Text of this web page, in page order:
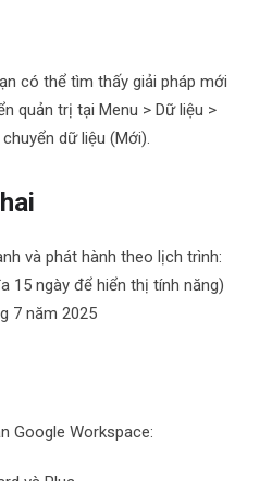
có thể tìm thấy giải pháp mới
quản trị tại Menu > Dữ liệu >
dữ liệu (Mới).
và phát hành theo lịch trình:
15 ngày để hiển thị tính năng)
7 năm 2025
Google Workspace: